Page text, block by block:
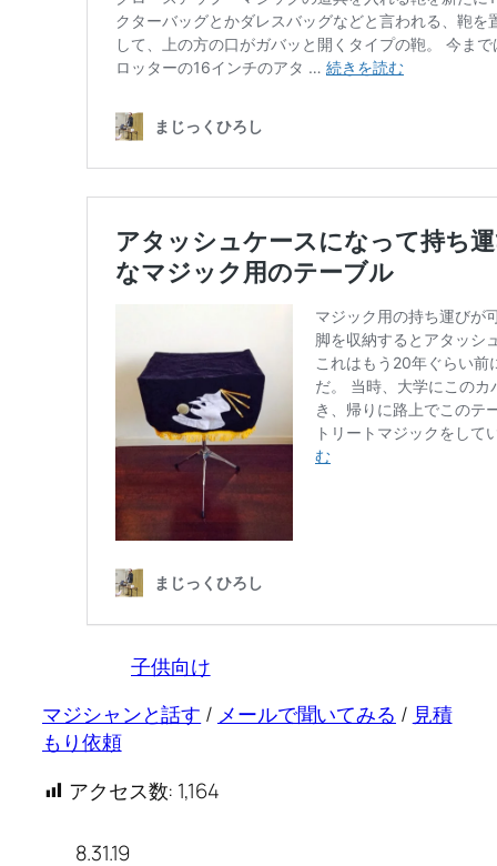
子供向け
マジシャンと話す / メールで聞いてみる / 見積
もり依頼
アクセス数: 1,164
8.31.19